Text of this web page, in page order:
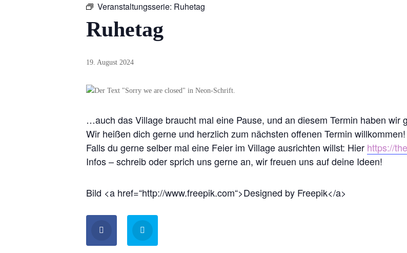
Veranstaltungsserie: Ruhetag
Ruhetag
19. August 2024
…auch das Village braucht mal eine Pause, und an diesem Termin haben wir
Wir heißen dich gerne und herzlich zum nächsten offenen Termin willkommen!
Falls du gerne selber mal eine Feier im Village ausrichten willst: Hier https://
Infos – schreib oder sprich uns gerne an, wir freuen uns auf deine Ideen!
Bild <a href=“http://www.freepik.com“>Designed by Freepik</a>